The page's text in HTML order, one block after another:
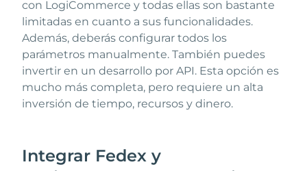
con LogiCommerce y todas ellas son bastante
limitadas en cuanto a sus funcionalidades.
Además, deberás configurar todos los
parámetros manualmente. También puedes
invertir en un desarrollo por API. Esta opción es
mucho más completa, pero requiere un alta
inversión de tiempo, recursos y dinero.
Integrar Fedex y